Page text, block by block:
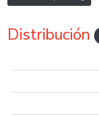
Distribución